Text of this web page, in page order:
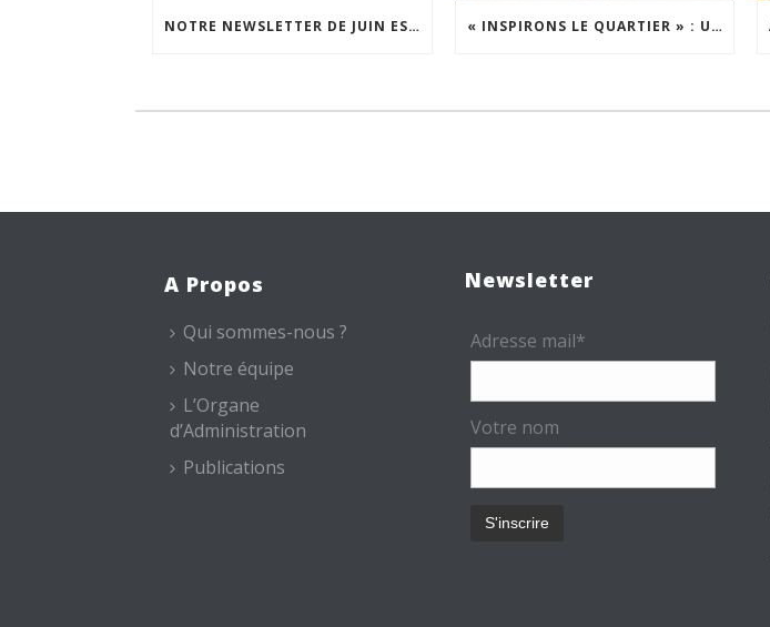
NOTRE NEWSLETTER DE JUIN EST EN LIGNE ! « INSPIRONS LE QUARTIER » : UN NOUVEL APPEL À PROJETS EST LANCÉ !
A Propos
Qui sommes-nous ?
Notre équipe
L’Organe
d’Administration
Publications
Newsletter
Adresse mail*
Votre nom